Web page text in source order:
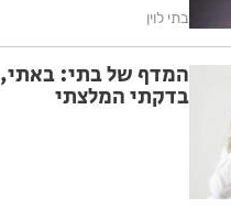
בתי לוין
המדף של בתי: באתי,
בדקתי המלצתי